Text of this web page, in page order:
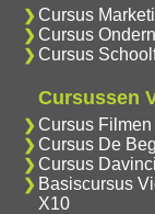
Cursus
Cursus
Cursus
Cursussen
Cursus
Cursus De
Cursus
Basiscursus
X10